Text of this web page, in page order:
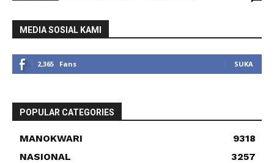
MEDIA SOSIAL KAMI
2,365 Fans SUKA
POPULAR CATEGORIES
MANOKWARI
9318
NASIONAL
3257